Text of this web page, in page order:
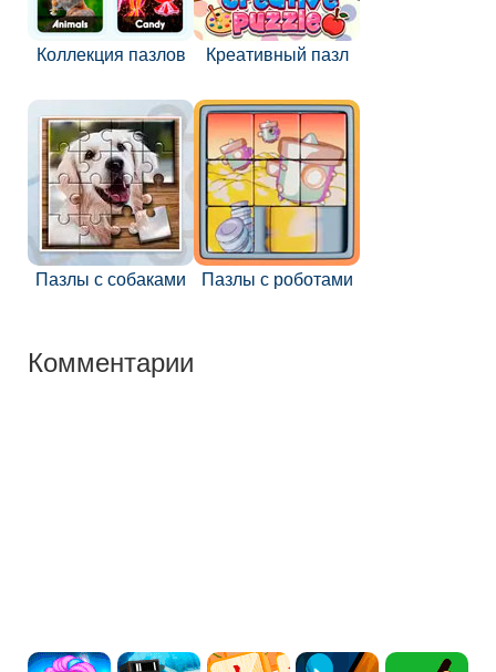
Коллекция пазлов Креативный пазл
Пазлы с собаками Пазлы с роботами
Комментарии